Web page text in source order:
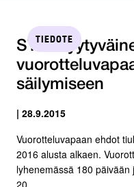
TIEDOTE
STTK
säilymiseen
| 28.9.2015
Vuorotteluvapaan ehdot
2016 alusta alkaen.
lyhenemässä 180
20...